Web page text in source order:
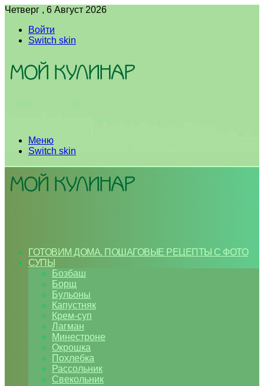
Четверг , 6 Август 2026
Войти
Switch skin
Меню
Switch skin
ГОТОВИМ ДОМА. ПОШАГОВЫЕ РЕЦЕПТЫ С ФОТО
СУПЫ
Бозбаш
Борщ
Бульоны
Капустняк
Крем-суп
Лагман
Минестроне
Окрошка
Похлебка
Рассольник
Свекольник